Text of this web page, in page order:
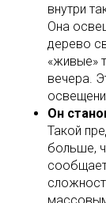
внутри
Она
дерево
«живые»
вечера.
Он
Такой
больше,
сообщает